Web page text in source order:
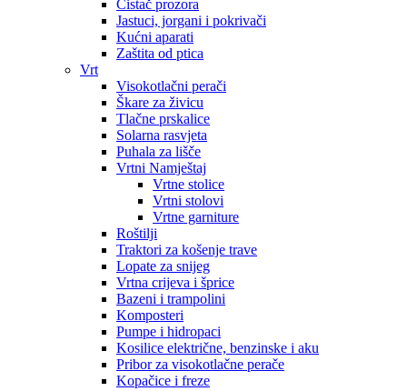
Čistač prozora
Jastuci, jorgani i pokrivači
Kućni aparati
Zaštita od ptica
Vrt
Visokotlačni perači
Škare za živicu
Tlačne prskalice
Solarna rasvjeta
Puhala za lišče
Vrtni Namještaj
Vrtne stolice
Vrtni stolovi
Vrtne garniture
Roštilji
Traktori za košenje trave
Lopate za snijeg
Vrtna crijeva i šprice
Bazeni i trampolini
Komposteri
Pumpe i hidropaci
Kosilice električne, benzinske i aku
Pribor za visokotlačne perače
Kopačice i freze